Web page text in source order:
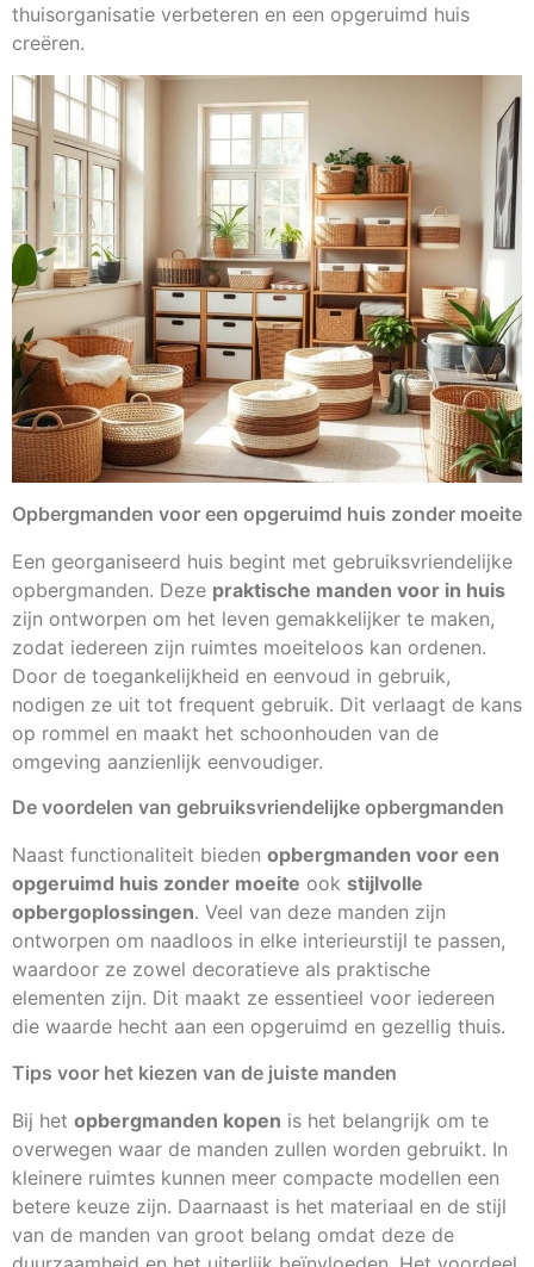
thuisorganisatie verbeteren en een opgeruimd huis
creëren.
Opbergmanden voor een opgeruimd huis zonder moeite
Een georganiseerd huis begint met gebruiksvriendelijke
opbergmanden. Deze praktische manden voor in huis
zijn ontworpen om het leven gemakkelijker te maken,
zodat iedereen zijn ruimtes moeiteloos kan ordenen.
Door de toegankelijkheid en eenvoud in gebruik,
nodigen ze uit tot frequent gebruik. Dit verlaagt de kans
op rommel en maakt het schoonhouden van de
omgeving aanzienlijk eenvoudiger.
De voordelen van gebruiksvriendelijke opbergmanden
Naast functionaliteit bieden opbergmanden voor een
opgeruimd huis zonder moeite ook stijlvolle
opbergoplossingen. Veel van deze manden zijn
ontworpen om naadloos in elke interieurstijl te passen,
waardoor ze zowel decoratieve als praktische
elementen zijn. Dit maakt ze essentieel voor iedereen
die waarde hecht aan een opgeruimd en gezellig thuis.
Tips voor het kiezen van de juiste manden
Bij het opbergmanden kopen is het belangrijk om te
overwegen waar de manden zullen worden gebruikt. In
kleinere ruimtes kunnen meer compacte modellen een
betere keuze zijn. Daarnaast is het materiaal en de stijl
van de manden van groot belang omdat deze de